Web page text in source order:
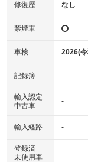
修復歴 なし
禁煙車
車検 2026(
記録簿 -
輸入認定
中古車
-
輸入経路 -
登録済
未使用車
-